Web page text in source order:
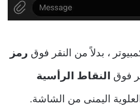
، بدلاً من النقر فوق رمز
فوق النقاط الرأسية
اليمنى من الشاشة.